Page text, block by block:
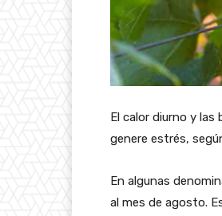
El calor diurno y
genere estrés,
En algunas
al mes de agosto.